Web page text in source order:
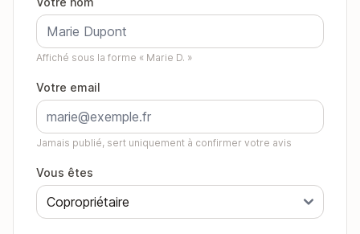
Affiché sous la forme « Marie D. »
Votre email
Jamais publié, sert uniquement à confirmer votre avis
Vous êtes